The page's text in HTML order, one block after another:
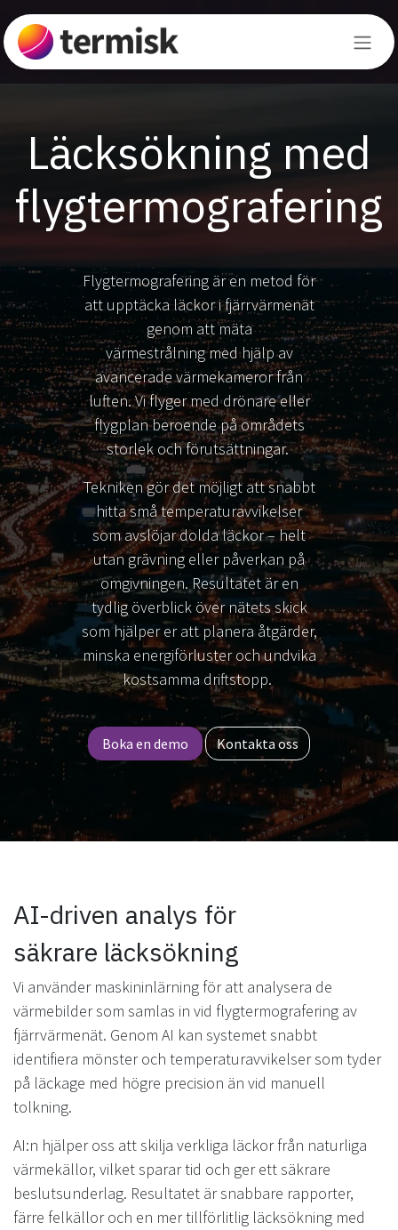
Hoppa till innehåll
Läcksökning med
flygtermografering
Flygtermografering är en metod för
att upptäcka läckor i fjärrvärmenät
genom att mäta
värmestrålning med hjälp av
avancerade värmekameror från
luften. Vi flyger med drönare eller
flygplan beroende på områdets
storlek och förutsättningar.
Tekniken gör det möjligt att snabbt
hitta små temperaturavvikelser
som avslöjar dolda läckor – helt
utan grävning eller påverkan på
omgivningen. Resultatet är en
tydlig överblick över nätets skick
som hjälper er att planera åtgärder,
minska energiförluster och undvika
kostsamma driftstopp.
Boka en demo Kontakta oss
AI-driven analys för
säkrare läcksökning
Vi använder maskininlärning för att analysera de
värmebilder som samlas in vid flygtermografering av
fjärrvärmenät. Genom AI kan systemet snabbt
identifiera mönster och temperaturavvikelser som tyder
på läckage med högre precision än vid manuell
tolkning.
AI:n hjälper oss att skilja verkliga läckor från naturliga
värmekällor, vilket sparar tid och ger ett säkrare
beslutsunderlag. Resultatet är snabbare rapporter,
färre felkällor och en mer tillförlitlig läcksökning med